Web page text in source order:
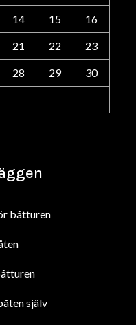
14 15 16
21 22 23
28 29 30
båtturen
själv